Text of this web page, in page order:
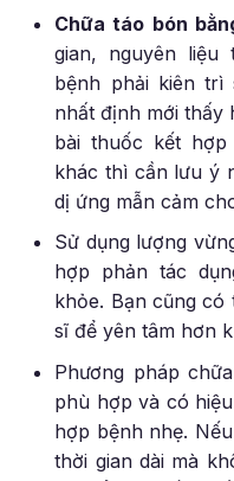
Chữa táo bón
gian, nguyên
bệnh phải kiên trì
nhất định mới thấy
bài thuốc kết
khác thì cần lưu ý
dị ứng mẫn cảm
Sử dụng lượng
hợp phản tác
khỏe. Bạn cũng có
sĩ để yên tâm hơn
Phương pháp
phù hợp và có
hợp bệnh nhẹ.
thời gian dài mà